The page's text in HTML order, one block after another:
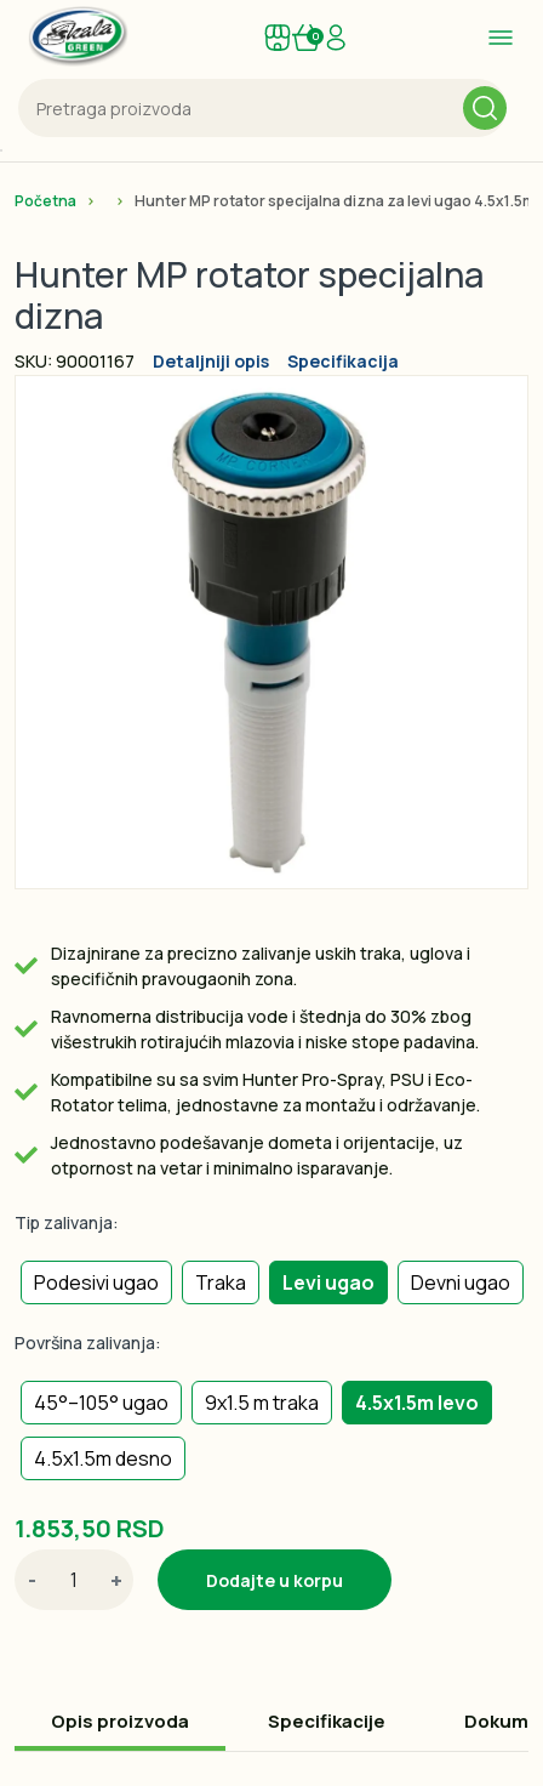
0
Početna Hunter MP rotator specijalna dizna za levi ugao 4.5x1.5m
Hunter MP rotator specijalna
dizna
SKU: 90001167 Detaljniji opis Specifikacija
Dizajnirane za precizno zalivanje uskih traka, uglova i
specifičnih pravougaonih zona.
Ravnomerna distribucija vode i štednja do 30% zbog
višestrukih rotirajućih mlazovia i niske stope padavina.
Kompatibilne su sa svim Hunter Pro-Spray, PSU i Eco-
Rotator telima, jednostavne za montažu i održavanje.
Jednostavno podešavanje dometa i orijentacije, uz
otpornost na vetar i minimalno isparavanje.
Tip zalivanja:
Podesivi ugao Traka Levi ugao Devni ugao
Površina zalivanja:
45°–105° ugao 9x1.5 m traka 4.5x1.5m levo
4.5x1.5m desno
1.853,50 RSD
- + Dodajte u korpu
Opis proizvoda Specifikacije